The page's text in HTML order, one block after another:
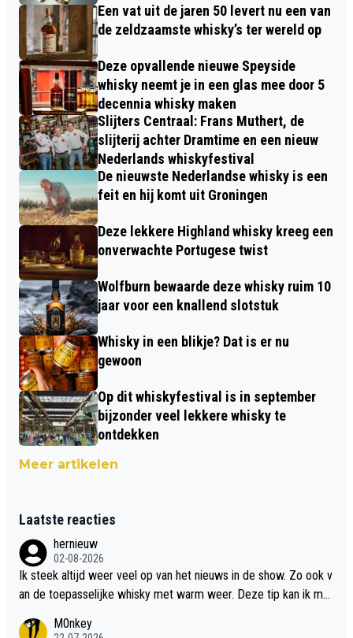
Een vat uit de jaren 50 levert nu een van
de zeldzaamste whisky’s ter wereld op
Deze opvallende nieuwe Speyside
whisky neemt je in een glas mee door 5
decennia whisky maken
Slijters Centraal: Frans Muthert, de
slijterij achter Dramtime en een nieuw
Nederlands whiskyfestival
De nieuwste Nederlandse whisky is een
feit en hij komt uit Groningen
Deze lekkere Highland whisky kreeg een
onverwachte Portugese twist
Wolfburn bewaarde deze whisky ruim 10
jaar voor een knallend slotstuk
Whisky in een blikje? Dat is er nu
gewoon
Op dit whiskyfestival is in september
bijzonder veel lekkere whisky te
ontdekken
Meer artikelen
Laatste reacties
hernieuw
02-08-2026
Ik steek altijd weer veel op van het nieuws in de show. Zo ook v
an de toepasselijke whisky met warm weer. Deze tip kan ik met
M0nkey